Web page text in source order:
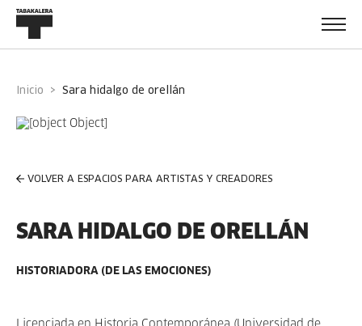
Inicio sara hidalgo de orellán
VOLVER A ESPACIOS PARA ARTISTAS Y CREADORES
SARA HIDALGO DE ORELLÁN
HISTORIADORA (DE LAS EMOCIONES)